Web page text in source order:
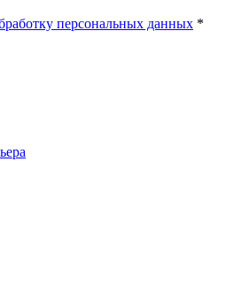
персональных данных *